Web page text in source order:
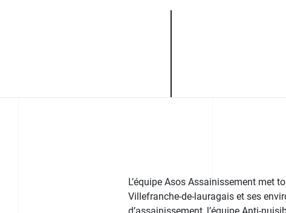
L’équipe Asos Assainissement met
Villefranche-de-lauragais et ses